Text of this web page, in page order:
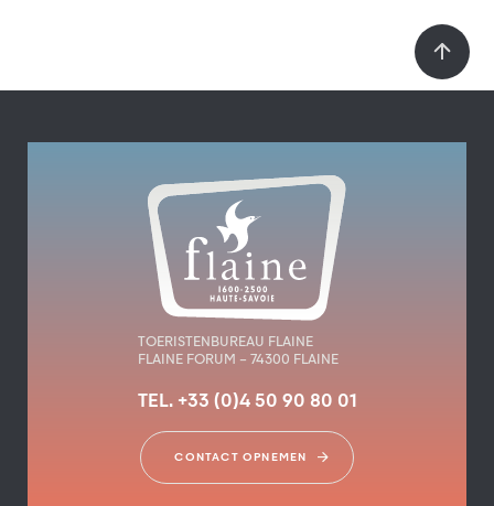
TOERISTENBUREAU FLAINE
FLAINE FORUM – 74300 FLAINE
TEL. +33 (0)4 50 90 80 01
CONTACT OPNEMEN